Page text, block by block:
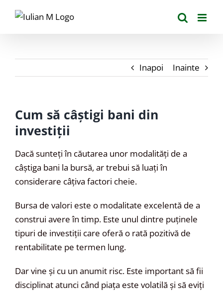
Inapoi Inainte
Cum să câștigi bani din
investiții
Dacă sunteți în căutarea unor modalități de a
câștiga bani la bursă, ar trebui să luați în
considerare câțiva factori cheie.
Bursa de valori este o modalitate excelentă de a
construi avere în timp. Este unul dintre puținele
tipuri de investiții care oferă o rată pozitivă de
rentabilitate pe termen lung.
Dar vine și cu un anumit risc. Este important să fii
disciplinat atunci când piața este volatilă și să eviți